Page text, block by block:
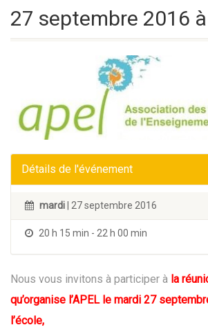
27 septembre 2016
Détails de l'événement
mardi| 27 septembre 2016
20 h 15 min - 22 h 00 min
Nous vous invitons à participer à la
qu’organise l’APEL le mardi 27
l’école,